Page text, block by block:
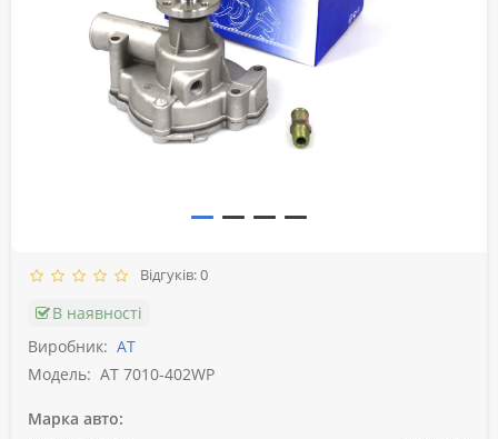
Відгуків: 0
В наявності
Виробник: АТ
Модель: AT 7010-402WP
Марка авто: